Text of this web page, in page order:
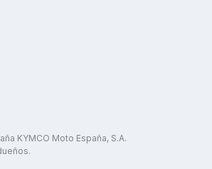
KYMCO Moto España, S.A.